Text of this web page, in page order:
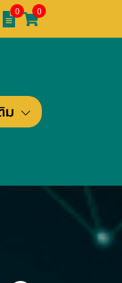
0 0
ม